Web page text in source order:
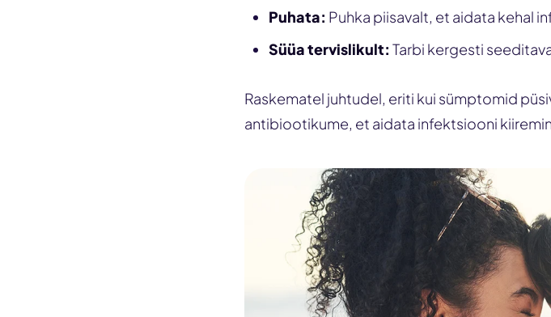
Puhata: Puhka piisavalt, et aidata kehal
Süüa tervislikult: Tarbi kergesti
Raskematel juhtudel, eriti kui sümptomid
antibiootikume, et aidata infektsiooni